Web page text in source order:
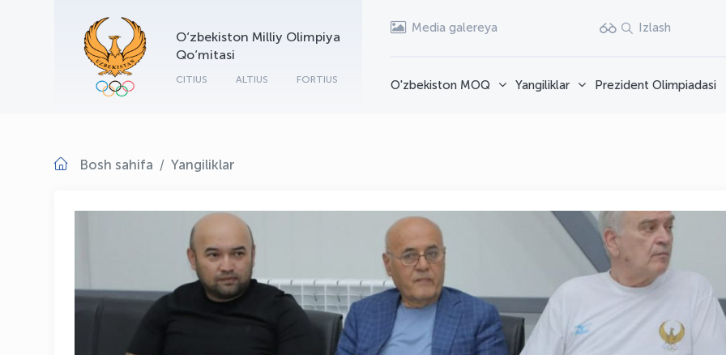
O‘zbekiston Milliy Olimpiya
Qo‘mitasi
CITIUS ALTIUS FORTIUS
Media galereya Izlash
O'zbekiston MOQ Yangiliklar Prezident Olimpiadasi
Bosh sahifa Yangiliklar